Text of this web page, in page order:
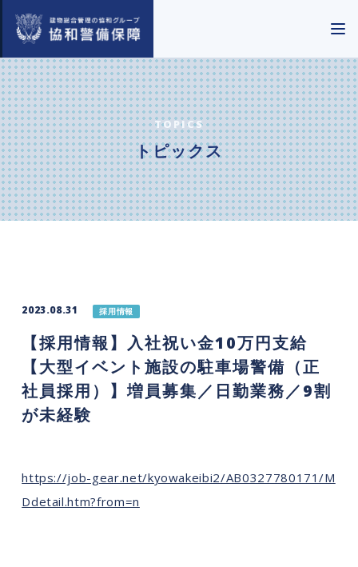
TOPICS
トピックス
2023.08.31 採用情報
【採用情報】入社祝い金10万円支給
【大型イベント施設の駐車場警備（正
社員採用）】増員募集／日勤業務／9割
が未経験
https://job-gear.net/kyowakeibi2/AB0327780171/M
Ddetail.htm?from=n